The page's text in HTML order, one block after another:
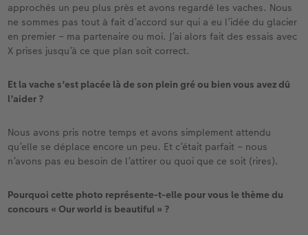
approchés un peu plus près et avons regardé les vaches. Nous
ne sommes pas tout à fait d’accord sur qui a eu l’idée du glacier
en premier – ma partenaire ou moi. J’ai alors fait des essais avec
X prises jusqu’à ce que plan soit correct.
Et la vache s’est placée là de son plein gré ou bien vous avez dû
l’aider ?
Nous avons pris notre temps et avons simplement attendu
qu’elle se déplace encore un peu. Et c’était parfait – nous
n’avons pas eu besoin de l’attirer ou quoi que ce soit (rires).
Pourquoi cette photo représente-t-elle pour vous le thème du
concours « Our world is beautiful » ?